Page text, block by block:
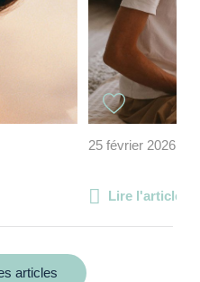
25 février 2026
Lire l'article
articles